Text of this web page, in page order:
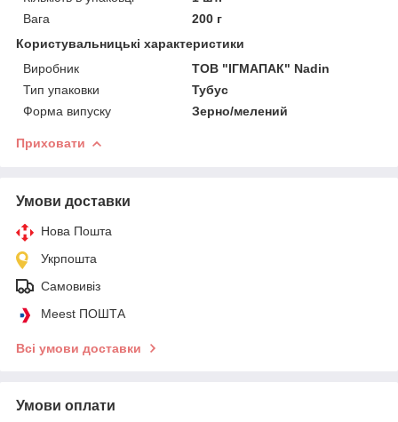
Вага
200 г
Користувальницькі характеристики
Виробник
ТОВ "ІГМАПАК" Nadin
Тип упаковки
Тубус
Форма випуску
Зерно/мелений
Приховати
Умови доставки
Нова Пошта
Укрпошта
Самовивіз
Meest ПОШТА
Всі умови доставки
Умови оплати